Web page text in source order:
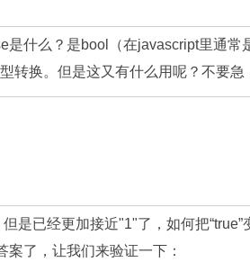
什么？是bool（在javascript里通常
转换。但是这又有什么用呢？不要急
是已经更加接近"1"了，如何把“true”
了，让我们来验证一下：